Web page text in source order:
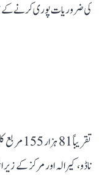
کی ضروریات پوری کرنے کے
تقریباً